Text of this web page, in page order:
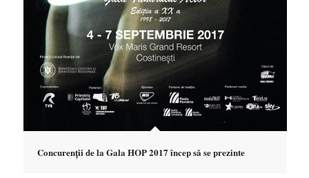
Concurenții de la Gala HOP 2017 încep să se prezinte